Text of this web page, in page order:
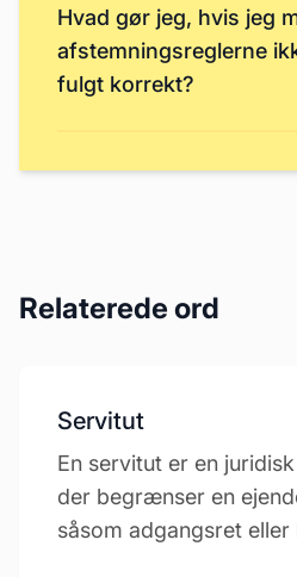
Hvad gør jeg, hvis jeg
afstemningsreglerne
fulgt korrekt?
Relaterede ord
Servitut
En servitut er en
der begrænser en
såsom adgangsret